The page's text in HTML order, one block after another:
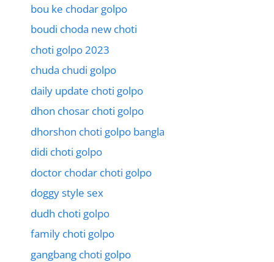
bou ke chodar golpo
boudi choda new choti
choti golpo 2023
chuda chudi golpo
daily update choti golpo
dhon chosar choti golpo
dhorshon choti golpo bangla
didi choti golpo
doctor chodar choti golpo
doggy style sex
dudh choti golpo
family choti golpo
gangbang choti golpo